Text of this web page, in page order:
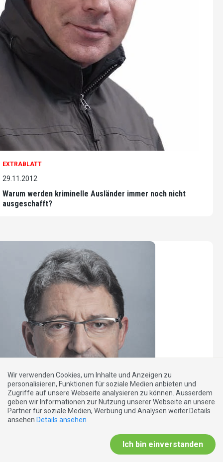
EXTRABLATT
29.11.2012
Warum werden kriminelle Ausländer immer noch nicht
ausgeschafft?
Wir verwenden Cookies, um Inhalte und Anzeigen zu
personalisieren, Funktionen für soziale Medien anbieten und
Zugriffe auf unsere Webseite analysieren zu können. Ausserdem
geben wir Informationen zur Nutzung unserer Webseite an unsere
Partner für soziale Medien, Werbung und Analysen weiter.Details
ansehen Details ansehen
Ich bin einverstanden